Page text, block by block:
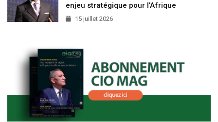
enjeu stratégique pour l’Afrique
15 juillet 2026